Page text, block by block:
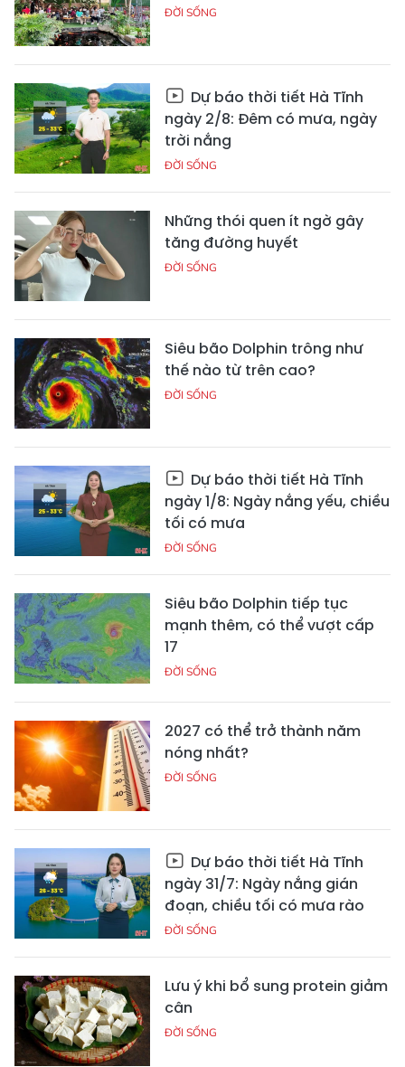
ĐỜI SỐNG
Dự báo thời tiết Hà Tĩnh
ngày 2/8: Đêm có mưa, ngày
trời nắng
ĐỜI SỐNG
Những thói quen ít ngờ gây
tăng đường huyết
ĐỜI SỐNG
Siêu bão Dolphin trông như
thế nào từ trên cao?
ĐỜI SỐNG
Dự báo thời tiết Hà Tĩnh
ngày 1/8: Ngày nắng yếu, chiều
tối có mưa
ĐỜI SỐNG
Siêu bão Dolphin tiếp tục
mạnh thêm, có thể vượt cấp
17
ĐỜI SỐNG
2027 có thể trở thành năm
nóng nhất?
ĐỜI SỐNG
Dự báo thời tiết Hà Tĩnh
ngày 31/7: Ngày nắng gián
đoạn, chiều tối có mưa rào
ĐỜI SỐNG
Lưu ý khi bổ sung protein giảm
cân
ĐỜI SỐNG